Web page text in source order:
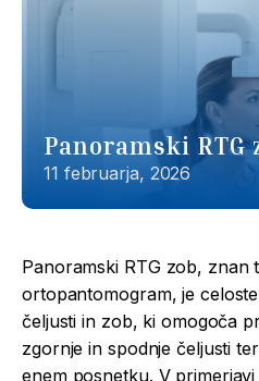
Panoramski RTG
11 februarja, 2026
Panoramski RTG zob, znan
ortopantomogram, je
čeljusti in zob, ki omogoča
zgornje in spodnje čeljusti
enem posnetku. V